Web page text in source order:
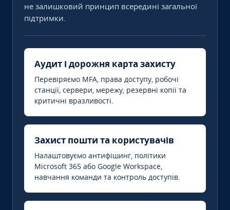
не залишковий принцип всередині загальної
підтримки.
Аудит і дорожня карта захисту
Перевіряємо MFA, права доступу, робочі
станції, сервери, мережу, резервні копії та
критичні вразливості.
Захист пошти та користувачів
Налаштовуємо антифішинг, політики
Microsoft 365 або Google Workspace,
навчання команди та контроль доступів.